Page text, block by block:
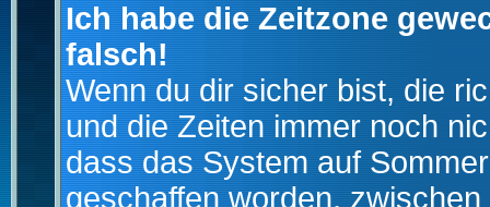
Ich habe die Zeitzone
falsch!
Wenn du dir sicher bist, die
und die Zeiten immer noch
dass das System auf
geschaffen worden,